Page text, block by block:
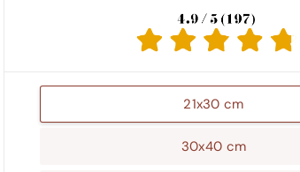
21x30 cm
30x40 cm